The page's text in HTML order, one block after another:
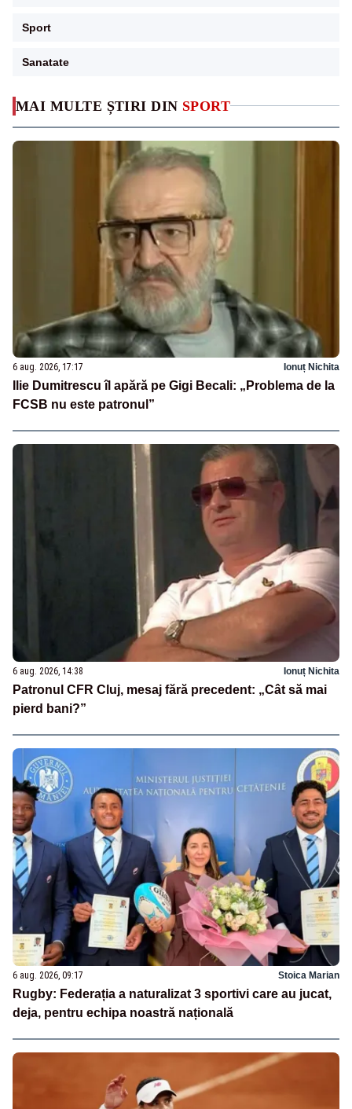
MAI MULTE ȘTIRI DIN SPORT
6 aug. 2026, 17:17 Ionuț Nichita
Ilie Dumitrescu îl apără pe Gigi Becali: „Problema de la
FCSB nu este patronul”
6 aug. 2026, 14:38 Ionuț Nichita
Patronul CFR Cluj, mesaj fără precedent: „Cât să mai
pierd bani?”
6 aug. 2026, 09:17 Stoica Marian
Rugby: Federația a naturalizat 3 sportivi care au jucat,
deja, pentru echipa noastră națională
Sport
Sanatate